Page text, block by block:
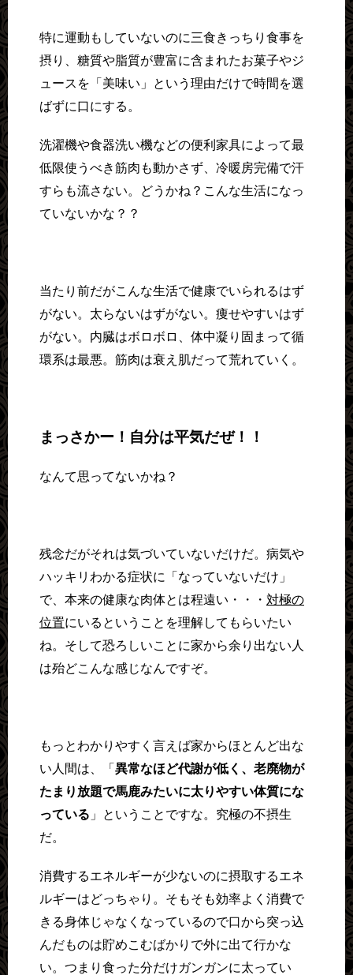
特に運動もしていないのに三食きっちり食事を
摂り、糖質や脂質が豊富に含まれたお菓子やジ
ュースを「美味い」という理由だけで時間を選
ばずに口にする。
洗濯機や食器洗い機などの便利家具によって最
低限使うべき筋肉も動かさず、冷暖房完備で汗
すらも流さない。どうかね？こんな生活になっ
ていないかな？？
当たり前だがこんな生活で健康でいられるはず
がない。太らないはずがない。痩せやすいはず
がない。内臓はボロボロ、体中凝り固まって循
環系は最悪。筋肉は衰え肌だって荒れていく。
まっさかー！自分は平気だぜ！！
なんて思ってないかね？
残念だがそれは気づいていないだけだ。病気や
ハッキリわかる症状に「なっていないだけ」
で、本来の健康な肉体とは程遠い・・・ 対極の
位置にいるということを理解してもらいたい
ね。そして恐ろしいことに家から余り出ない人
は殆どこんな感じなんですぞ。
もっとわかりやすく言えば家からほとんど出な
い人間は、「 異常なほど代謝が低く、老廃物が
たまり放題で馬鹿みたいに太りやすい体質にな
っている 」ということですな。究極の不摂生
だ。
消費するエネルギーが少ないのに摂取するエネ
ルギーはどっちゃり。そもそも効率よく消費で
きる身体じゃなくなっているので口から突っ込
んだものは貯めこむばかりで外に出て行かな
い。つまり食った分だけガンガンに太ってい